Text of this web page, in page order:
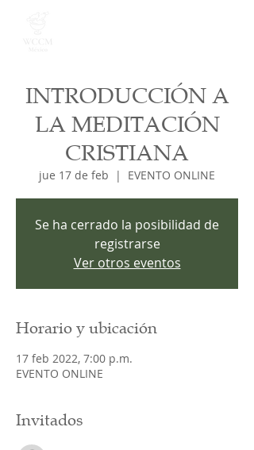
INTRODUCCIÓN A
LA MEDITACIÓN
CRISTIANA
jue 17 de feb
  |
EVENTO ONLINE
Se ha cerrado la posibilidad de
registrarse
Ver otros eventos
Horario y ubicación
17 feb 2022, 7:00 p.m.
EVENTO ONLINE
Invitados